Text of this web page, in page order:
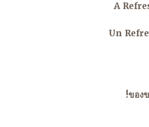
A
¡Un
ของ